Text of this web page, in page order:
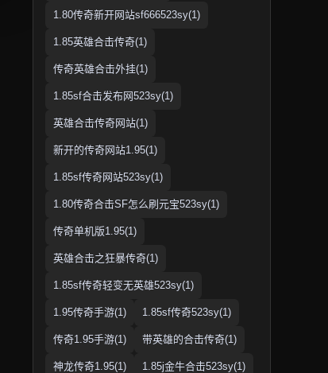
1.80传奇新开网站sf666523sy(1)
1.85英雄合击传奇(1)
传奇英雄合击外挂(1)
1.85sf合击发布网523sy(1)
英雄合击传奇网站(1)
新开的传奇网站1.95(1)
1.85sf传奇网站523sy(1)
1.80传奇合击SF怎么刷元宝523sy(1)
传奇单机版1.95(1)
英雄合击之狂暴传奇(1)
1.85sf传奇轻变无英雄523sy(1)
1.95传奇手游(1) 1.85sf传奇523sy(1)
传奇1.95手游(1) 带英雄的合击传奇(1)
神龙传奇1.95(1) 1.85j金牛合击523sy(1)